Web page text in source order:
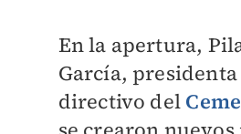
En la apertura,
García,
directivo del